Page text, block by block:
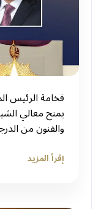
فخامة ⁧‫الرئيس
يمنح معالي
والفنون من
إقرأ المزيد